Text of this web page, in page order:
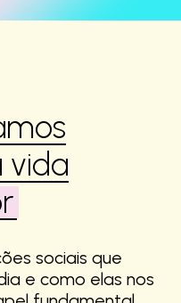
vida
sociais que
e como elas nos